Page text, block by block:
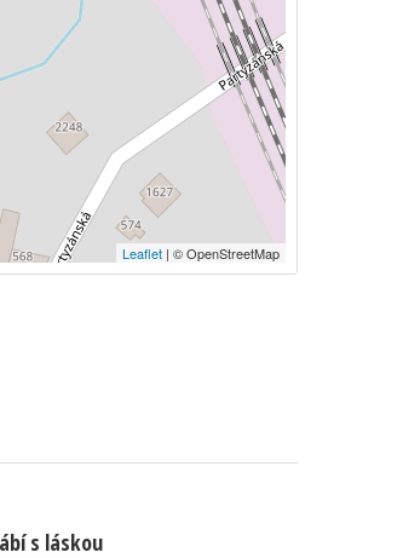
Leaflet | © OpenStreetMap
s láskou